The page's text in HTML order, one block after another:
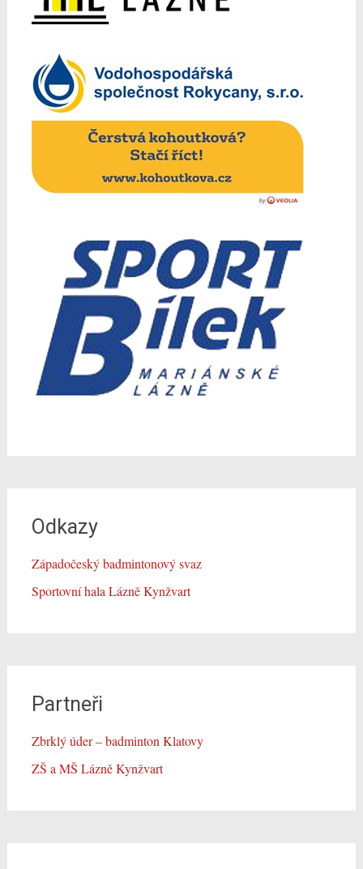
Odkazy
Západočeský badmintonový svaz
Sportovní hala Lázně Kynžvart
Partneři
Zbrklý úder – badminton Klatovy
ZŠ a MŠ Lázně Kynžvart